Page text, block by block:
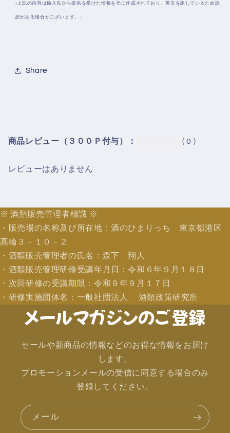
-上記の内容は輸入先から提供を受けた情報を元に作成されており、英文を訳しているため誤
訳がある場合がございます。-
Share
商品レビュー（３００Ｐ付与）： ( 0 )
レビューはありません
※ 酒類販売管理者標識 ※
・販売場の名称及び所在地：酒のひまりっち 東京都港区
高輪３－１０－２
・酒類販売管理者の氏名：森下 翔人
・酒類販売管理研修受講年月日：令和６年９月１８日
・次回研修の受講期限：令和９年９月１７日
・研修実施団体名：一般社団法人 酒類政策研究所
メールマガジンのご登録
セールや新商品の情報などのお得な情報をお届け
します。
プロモーションメールの受信に同意する場合のみ
登録してください。
メール